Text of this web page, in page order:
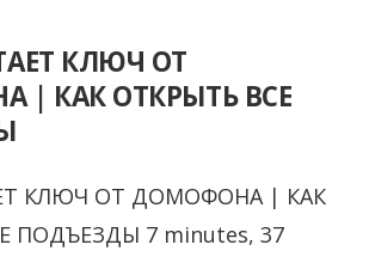
КЛЮЧ ОТ
| КАК ОТКРЫТЬ ВСЕ
КЛЮЧ ОТ ДОМОФОНА | КАК
ПОДЪЕЗДЫ 7 minutes, 37